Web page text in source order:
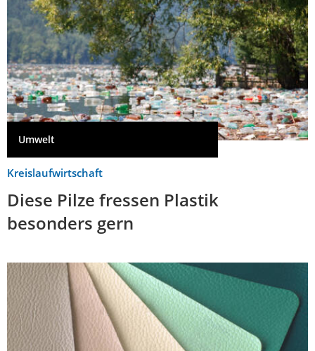
Umwelt
Kreislaufwirtschaft
Diese Pilze fressen Plastik
besonders gern